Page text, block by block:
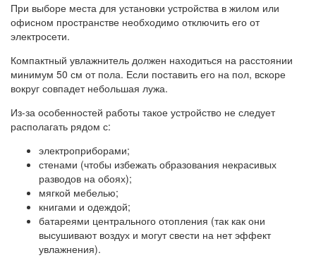
При выборе места для установки устройства в жилом или
офисном пространстве необходимо отключить его от
электросети.
Компактный увлажнитель должен находиться на расстоянии
минимум 50 см от пола. Если поставить его на пол, вскоре
вокруг совпадет небольшая лужа.
Из-за особенностей работы такое устройство не следует
располагать рядом с:
электроприборами;
стенами (чтобы избежать образования некрасивых
разводов на обоях);
мягкой мебелью;
книгами и одеждой;
батареями центрального отопления (так как они
высушивают воздух и могут свести на нет эффект
увлажнения).